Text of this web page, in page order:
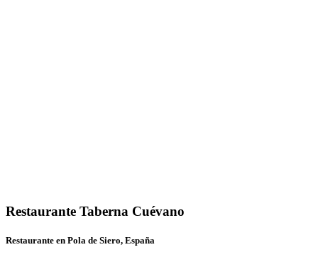
Restaurante Taberna Cuévano
Restaurante en Pola de Siero, España